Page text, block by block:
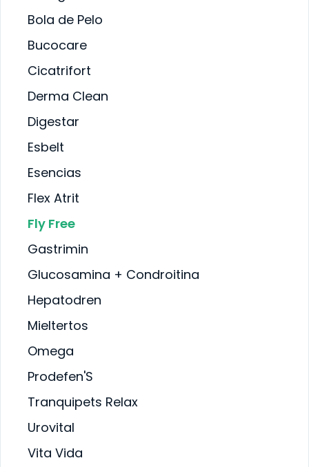
SALUD
SALUD RENAL
Bola de Pelo
Bucocare
Cicatrifort
Derma Clean
Digestar
Esbelt
Esencias
Flex Atrit
Fly Free
Gastrimin
Glucosamina + Condroitina
Hepatodren
Mieltertos
Omega
Prodefen'S
Tranquipets Relax
Urovital
Vita Vida